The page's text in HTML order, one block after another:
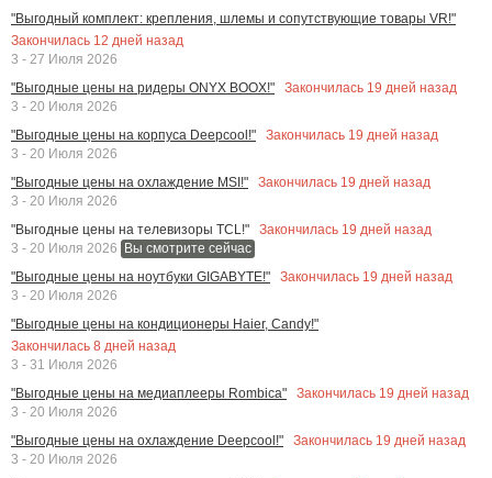
"Выгодный комплект: крепления, шлемы и сопутствующие товары VR!"
Закончилась 12 дней назад
3 - 27 Июля 2026
"Выгодные цены на ридеры ONYX BOOX!"
Закончилась 19 дней назад
3 - 20 Июля 2026
"Выгодные цены на корпуса Deepcool!"
Закончилась 19 дней назад
3 - 20 Июля 2026
"Выгодные цены на охлаждение MSI!"
Закончилась 19 дней назад
3 - 20 Июля 2026
"Выгодные цены на телевизоры TCL!"
Закончилась 19 дней назад
3 - 20 Июля 2026
Вы смотрите сейчас
"Выгодные цены на ноутбуки GIGABYTE!"
Закончилась 19 дней назад
3 - 20 Июля 2026
"Выгодные цены на кондиционеры Haier, Candy!"
Закончилась 8 дней назад
3 - 31 Июля 2026
"Выгодные цены на медиаплееры Rombica"
Закончилась 19 дней назад
3 - 20 Июля 2026
"Выгодные цены на охлаждение Deepcool!"
Закончилась 19 дней назад
3 - 20 Июля 2026